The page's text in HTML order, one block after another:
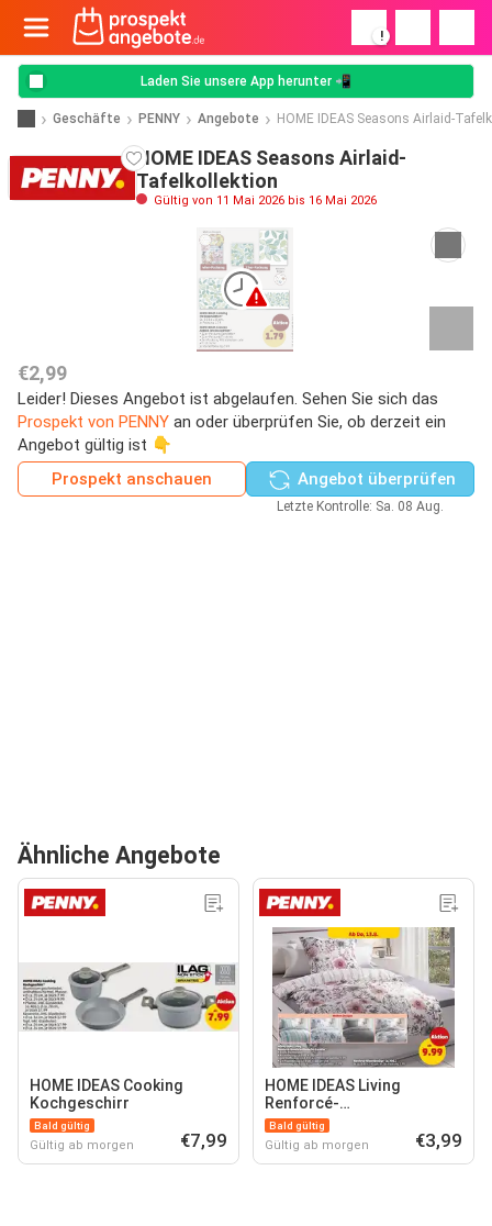
!
Laden Sie unsere App herunter 📲
Geschäfte PENNY Angebote HOME IDEAS Seasons Airlaid-
HOME IDEAS Seasons Airlaid-
Tafelkollektion
Gültig von 11 Mai 2026 bis 16 Mai 2026
€2,99
Leider! Dieses Angebot ist abgelaufen. Sehen Sie sich das
Prospekt von PENNY an oder überprüfen Sie, ob derzeit ein
Angebot gültig ist 👇
Prospekt anschauen
Angebot überprüfen
Letzte Kontrolle: Sa. 08 Aug.
Ähnliche Angebote
HOME IDEAS Cooking
Kochgeschirr
Bald gültig
Gültig ab morgen €7,99
HOME IDEAS Living
Renforcé-
Wendebettwäsche-
Garnitur
Bald gültig
Gültig ab morgen €3,99